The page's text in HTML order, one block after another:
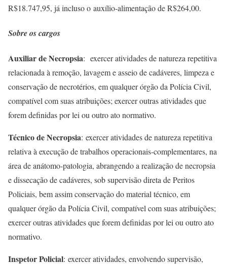
R$18.747,95, já incluso o auxílio-alimentação de R$264,00.
Sobre os cargos
Auxiliar de Necropsia: exercer atividades de natureza repetitiva
relacionada à remoção, lavagem e asseio de cadáveres, limpeza e
conservação de necrotérios, em qualquer órgão da Polícia Civil,
compatível com suas atribuições; exercer outras atividades que
forem definidas por lei ou outro ato normativo.
Técnico de Necropsia: exercer atividades de natureza repetitiva
relativa à execução de trabalhos operacionais-complementares, na
área de anátomo-patologia, abrangendo a realização de necropsia
e dissecação de cadáveres, sob supervisão direta de Peritos
Policiais, bem assim conservação do material técnico, em
qualquer órgão da Polícia Civil, compatível com suas atribuições;
exercer outras atividades que forem definidas por lei ou outro ato
normativo.
Inspetor Policial: exercer atividades, envolvendo supervisão,